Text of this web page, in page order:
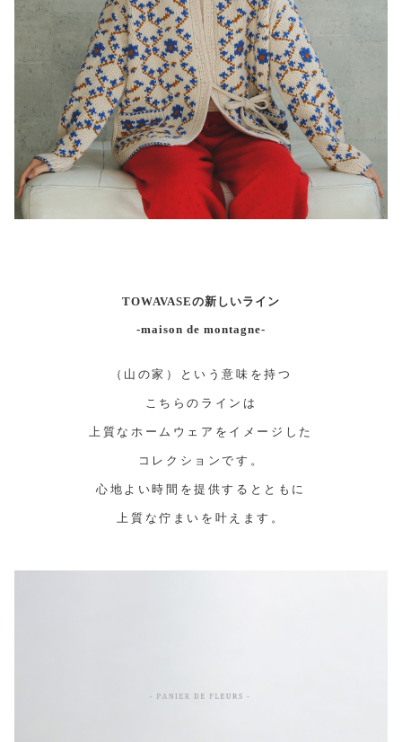
TOWAVASEの新しいライン
-maison de montagne-
（山の家）という意味を持つ
こちらのラインは
上質なホームウェアをイメージした
コレクションです。
心地よい時間を提供するとともに
上質な佇まいを叶えます。